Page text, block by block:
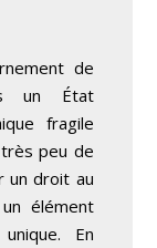
de
un État
fragile
peu de
un droit au
élément
En